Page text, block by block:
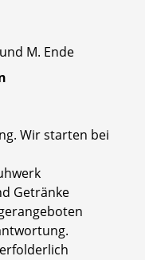
M. Ende
Wir starten bei
Getränke
erfolderlich